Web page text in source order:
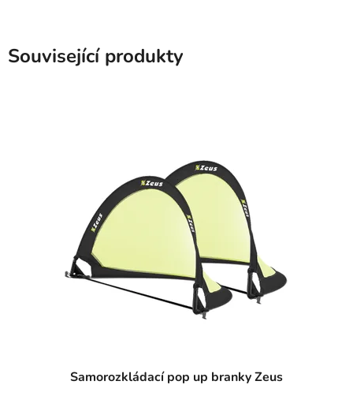
Související produkty
Samorozkládací pop up branky Zeus